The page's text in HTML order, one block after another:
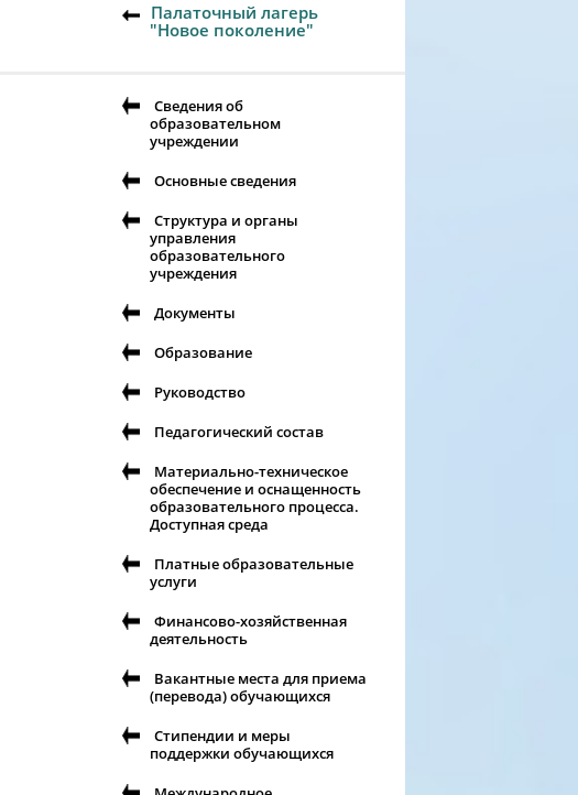
Палаточный лагерь
"Новое поколение"
Сведения об
образовательном
учреждении
Основные сведения
Структура и органы
управления
образовательного
учреждения
Документы
Образование
Руководство
Педагогический состав
Материально-техническое
обеспечение и оснащенность
образовательного процесса.
Доступная среда
Платные образовательные
услуги
Финансово-хозяйственная
деятельность
Вакантные места для приема
(перевода) обучающихся
Стипендии и меры
поддержки обучающихся